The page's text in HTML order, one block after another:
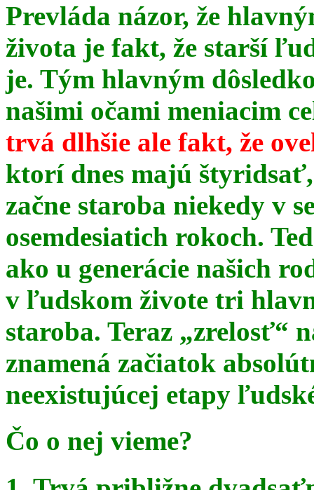
Prevláda názor, že
života je fakt, že starší
je. Tým hlavným
našimi očami meniacim
trvá dlhšie ale fakt, že
ktorí dnes majú
začne staroba niekedy v
osemdesiatich rokoch.
ako u generácie našich
v ľudskom živote tri
staroba. Teraz „zrelosť“
znamená začiatok
neexistujúcej etapy
Čo o nej vieme?